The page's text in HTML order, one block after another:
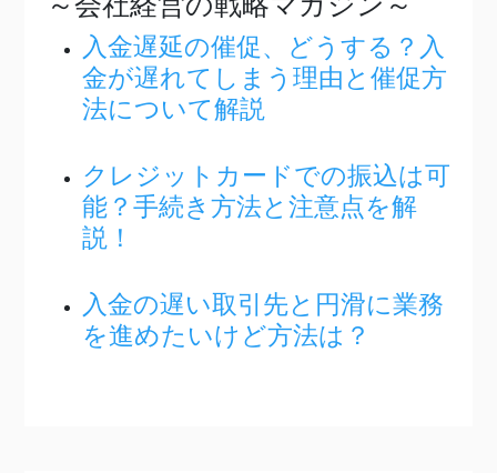
入金遅延の催促、どうする？入
金が遅れてしまう理由と催促方
法について解説
クレジットカードでの振込は可
能？手続き方法と注意点を解
説！
入金の遅い取引先と円滑に業務
を進めたいけど方法は？